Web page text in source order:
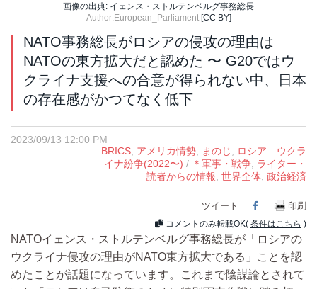
画像の出典: イェンス・ストルテンベルグ事務総長
Author:European_Parliament[CC BY]
NATO事務総長がロシアの侵攻の理由は
NATOの東方拡大だと認めた 〜 G20ではウ
クライナ支援への合意が得られない中、日本
の存在感がかつてなく低下
2023/09/13 12:00 PM
BRICS アメリカ情勢 まのじ
ロシア―ウクラ
イナ紛争(2022〜) / ＊軍事・戦争 ライター・
読者からの情報 世界全体 政治経済
ツイート Facebook
印刷
コメントのみ転載OK( 条件はこちら )
NATOイェンス・ストルテンベルグ事務総長が「ロシアの
ウクライナ侵攻の理由がNATO東方拡大である」ことを認
めたことが話題になっています。これまで陰謀論とされて